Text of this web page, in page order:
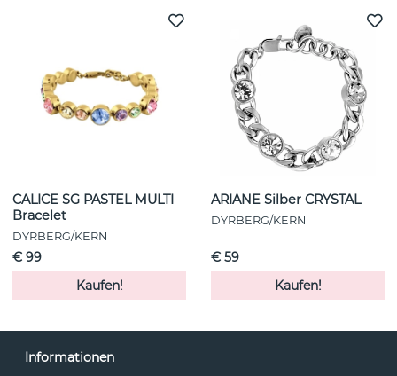
CALICE SG PASTEL MULTI
Bracelet
DYRBERG/KERN
€ 99
Kaufen!
ARIANE Silber CRYSTAL
DYRBERG/KERN
€ 59
Kaufen!
Informationen